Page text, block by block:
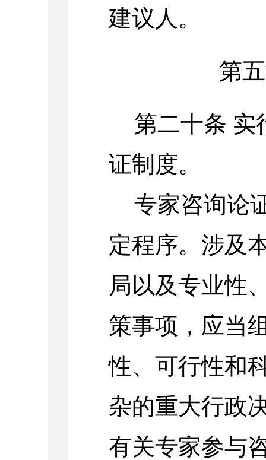
建议人。
第
第二十条 实
证制度。
专家咨询论
定程序。涉及
局以及专业性
策事项，应当
性、可行性和
杂的重大行政
有关专家参与